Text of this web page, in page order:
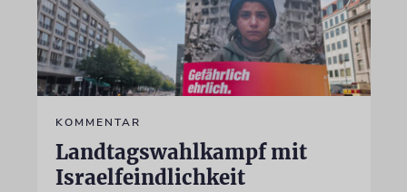
KOMMENTAR
Landtagswahlkampf mit
Israelfeindlichkeit